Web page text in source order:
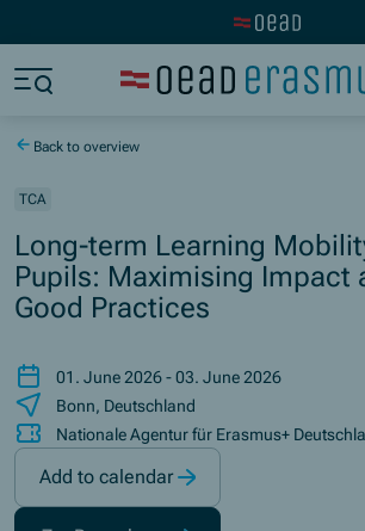
Back to overview
TCA
Long-term Learning
Pupils: Maximising Impact
Good Practices
01. June 2026 - 03. June 2026
Bonn, Deutschland
Nationale Agentur für Erasmus+
Add to calendar